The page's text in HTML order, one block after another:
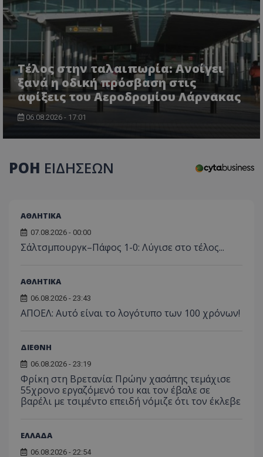
Τέλος στην ταλαιπωρία: Ανοίγει
ξανά η οδική πρόσβαση στις
αφίξεις του Αεροδρομίου Λάρνακας
06.08.2026 - 17:01
ΡΟΗ ΕΙΔΗΣΕΩΝ
ΑΘΛΗΤΙΚΑ
07.08.2026 - 00:00
Σάλτσμπουργκ–Πάφος 1-0: Λύγισε στο τέλος...
ΑΘΛΗΤΙΚΑ
06.08.2026 - 23:43
ΑΠΟΕΛ: Αυτό είναι το λογότυπο των 100 χρόνων!
ΔΙΕΘΝΗ
06.08.2026 - 23:19
Φρίκη στη Βρετανία: Πρώην χασάπης τεμάχισε
55χρονο εργαζόμενό του και τον έβαλε σε
βαρέλι με τσιμέντο επειδή νόμιζε ότι τον έκλεβε
ΕΛΛΑΔΑ
06.08.2026 - 22:54
οποίο
για
του
ποιες
έχουν
_ga_J7RS52TMNC
.tothemaonline.com
1 χρόνος 1
Αυτό
του